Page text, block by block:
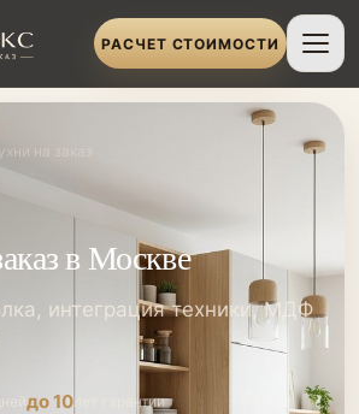
РАСЧЕТ СТОИМОСТИ
на заказ
в Москве
интеграция техники, МДФ
до 10лет гарантии